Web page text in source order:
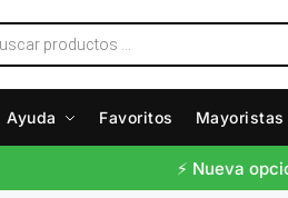
Ayuda Favoritos Mayoristas
⚡️ Nueva